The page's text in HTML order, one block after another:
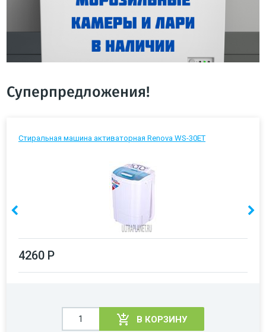
Суперпредложения!
Стиральная машина активаторная Renova WS-30ET
4260 Р
В КОРЗИНУ